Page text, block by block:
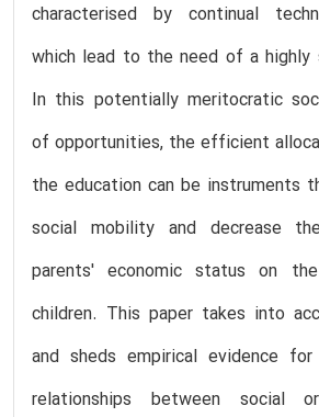
characterised by continual
which lead to the need of a highly
In this potentially meritocratic
of opportunities, the efficient
the education can be instruments
social mobility and decrease
parents' economic status on
children. This paper takes into
and sheds empirical evidence
relationships between social